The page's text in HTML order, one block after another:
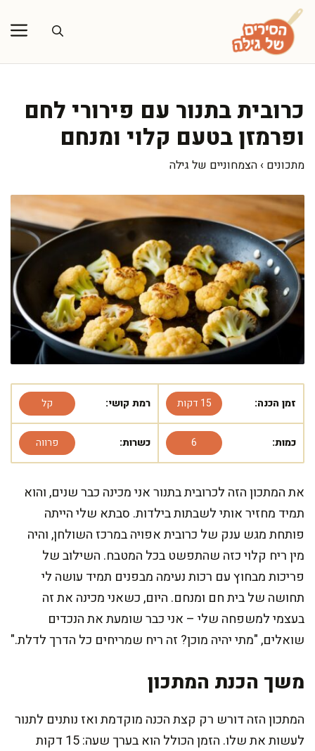
לדלג
לתוכן
כרובית בתנור עם פירורי לחם
ופרמזן בטעם קלוי ומנחם
מתכונים › הצמחוניים של גילה
זמן הכנה: 15 דקות רמת קושי: קל
כמות: 6 כשרות: פרווה
את המתכון הזה לכרובית בתנור אני מכינה כבר שנים, והוא
תמיד מחזיר אותי לשבתות בילדות. סבתא שלי הייתה
פותחת מגש ענק של כרובית אפויה במרכז השולחן, והיה
מין ריח קלוי כזה שהתפשט בכל המטבח. השילוב של
פריכות מבחוץ עם רכות נעימה מבפנים תמיד עושה לי
תחושה של בית חם ומנחם. היום, כשאני מכינה את זה
בעצמי למשפחה שלי – אני כבר שומעת את הנכדים
שואלים, "מתי יהיה מוכן? זה ריח שמריחים כל הדרך לדלת."
משך הכנת המתכון
המתכון הזה דורש רק קצת הכנה מוקדמת ואז נותנים לתנור
לעשות את שלו. הזמן הכולל הוא בערך שעה: 15 דקות